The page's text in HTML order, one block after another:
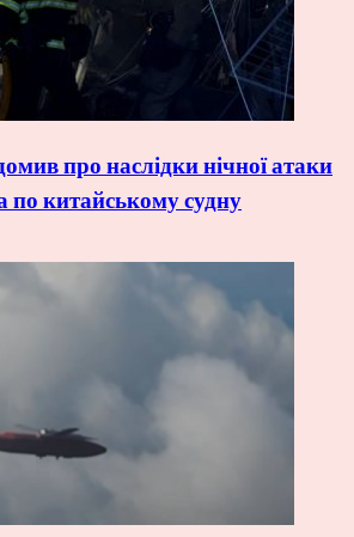
про наслідки нічної атаки
по китайському судну